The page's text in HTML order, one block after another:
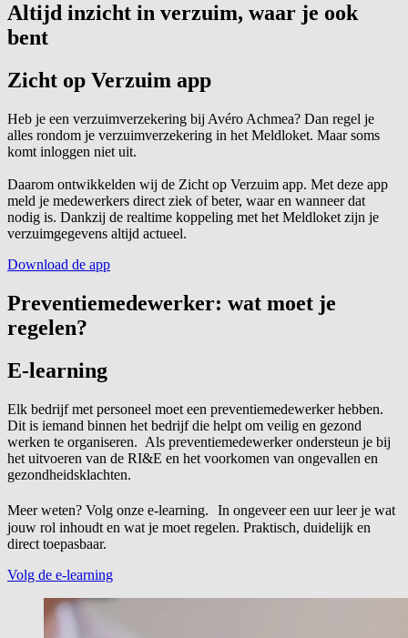
Altijd inzicht in verzuim, waar je ook
bent
Zicht op Verzuim app
Heb je een verzuimverzekering bij Avéro Achmea? Dan regel je
alles rondom je verzuimverzekering in het Meldloket. Maar soms
komt inloggen niet uit.
Daarom ontwikkelden wij de Zicht op Verzuim app. Met deze app
meld je medewerkers direct ziek of beter, waar en wanneer dat
nodig is. Dankzij de realtime koppeling met het Meldloket zijn je
verzuimgegevens altijd actueel.
Download de app
Preventiemedewerker: wat moet je
regelen?
E-learning
Elk bedrijf met personeel moet een preventiemedewerker hebben.
Dit is iemand binnen het bedrijf die helpt om veilig en gezond
werken te organiseren. Als preventiemedewerker ondersteun je bij
het uitvoeren van de RI&E en het voorkomen van ongevallen en
gezondheidsklachten.
Meer weten? Volg onze e-learning. In ongeveer een uur leer je wat
jouw rol inhoudt en wat je moet regelen. Praktisch, duidelijk en
direct toepasbaar.
Volg de e-learning